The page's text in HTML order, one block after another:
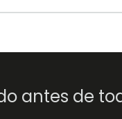
antes de